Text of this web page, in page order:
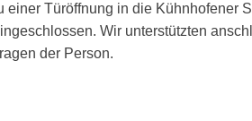
einer Türöffnung in die Kühnhofener
Wir unterstützten
der Person.